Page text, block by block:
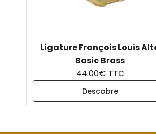
Ligature François Louis
Basic Brass
44.00€ TTC
Descobre